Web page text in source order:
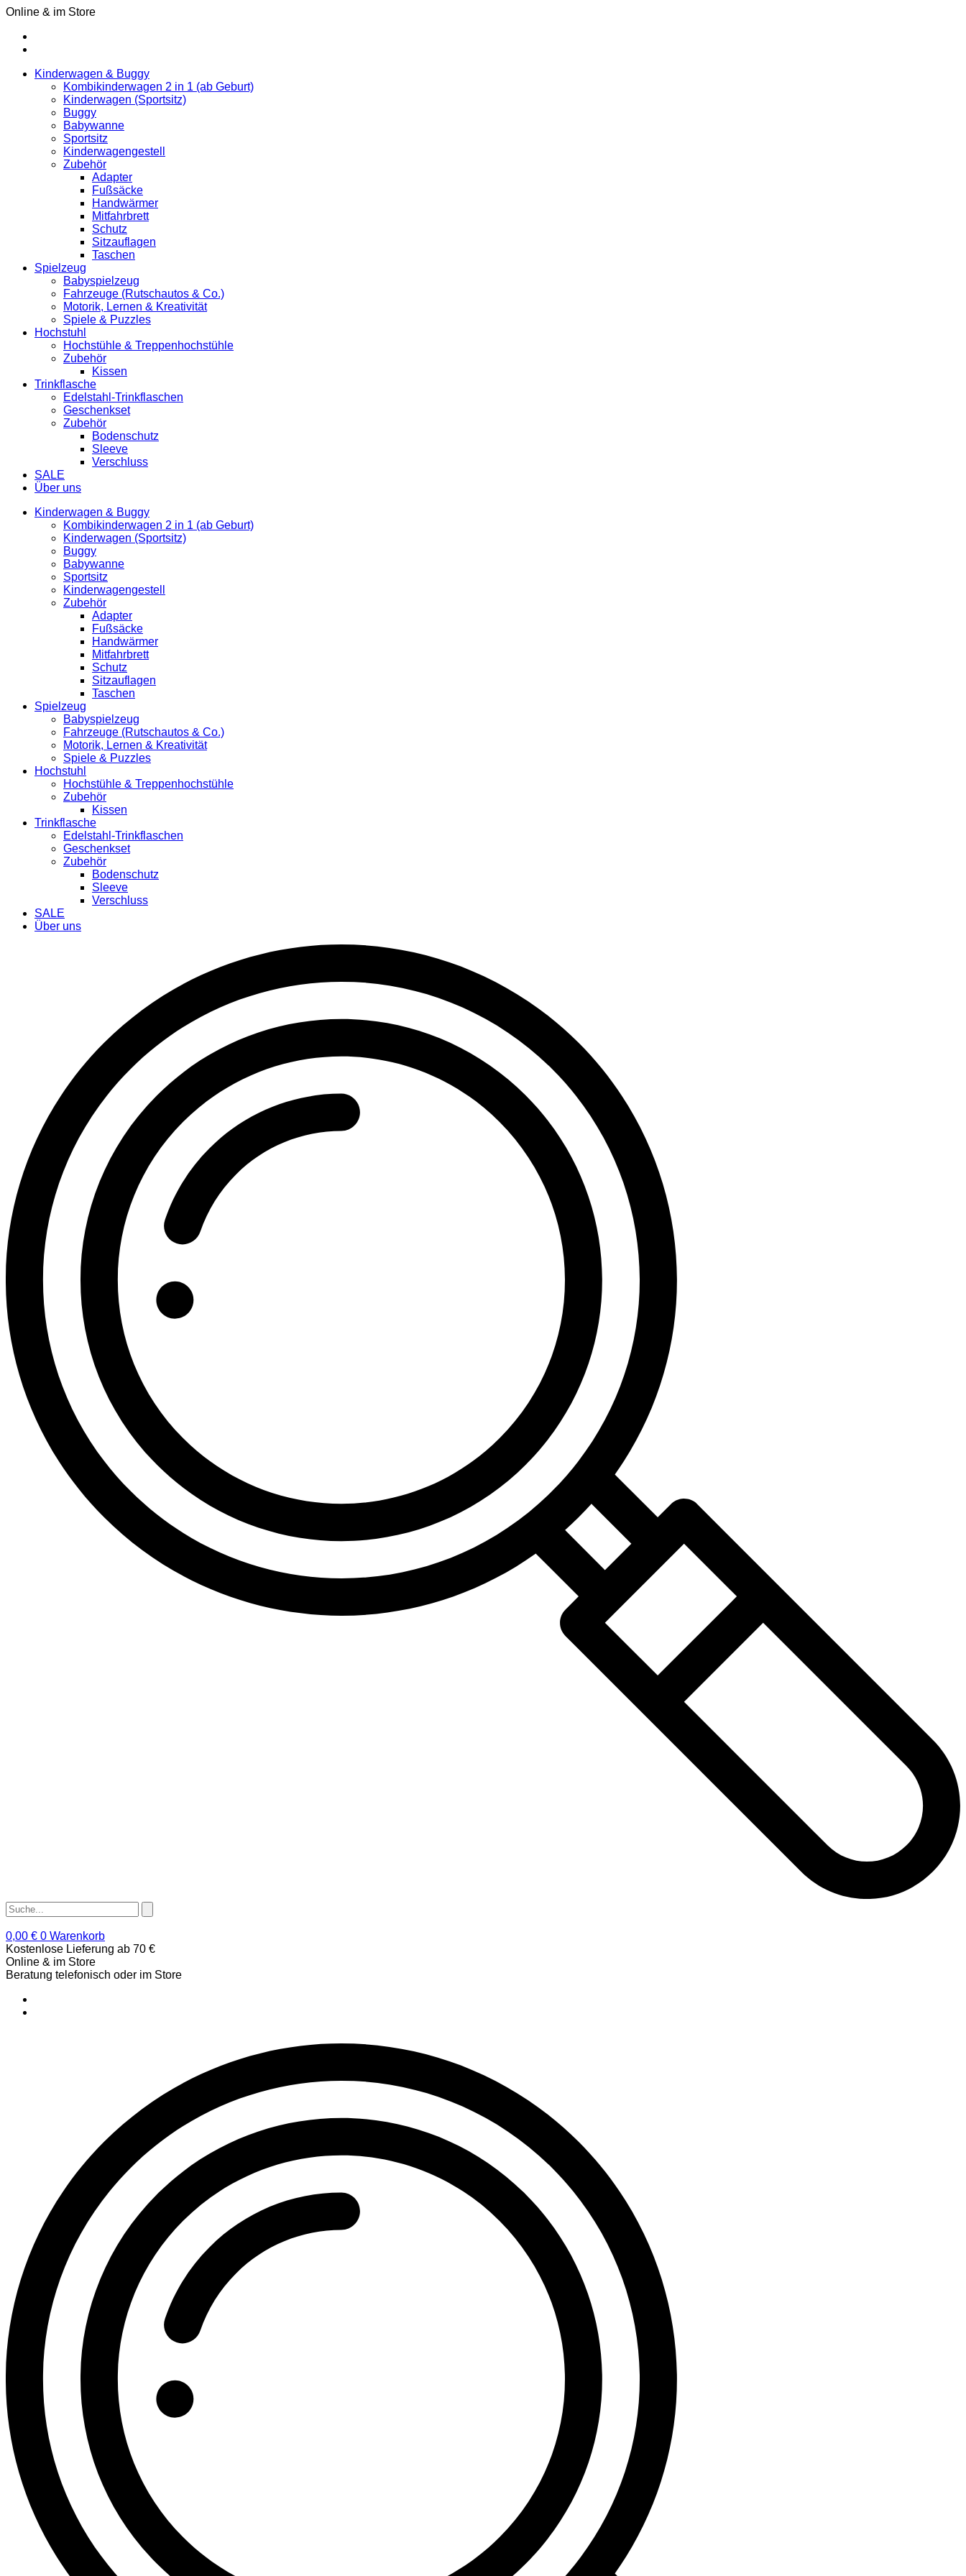
Online & im Store
Kinderwagen & Buggy
Kombikinderwagen 2 in 1 (ab Geburt)
Kinderwagen (Sportsitz)
Buggy
Babywanne
Sportsitz
Kinderwagengestell
Zubehör
Adapter
Fußsäcke
Handwärmer
Mitfahrbrett
Schutz
Sitzauflagen
Taschen
Spielzeug
Babyspielzeug
Fahrzeuge (Rutschautos & Co.)
Motorik, Lernen & Kreativität
Spiele & Puzzles
Hochstuhl
Hochstühle & Treppenhochstühle
Zubehör
Kissen
Trinkflasche
Edelstahl-Trinkflaschen
Geschenkset
Zubehör
Bodenschutz
Sleeve
Verschluss
SALE
Über uns
Kinderwagen & Buggy
Kombikinderwagen 2 in 1 (ab Geburt)
Kinderwagen (Sportsitz)
Buggy
Babywanne
Sportsitz
Kinderwagengestell
Zubehör
Adapter
Fußsäcke
Handwärmer
Mitfahrbrett
Schutz
Sitzauflagen
Taschen
Spielzeug
Babyspielzeug
Fahrzeuge (Rutschautos & Co.)
Motorik, Lernen & Kreativität
Spiele & Puzzles
Hochstuhl
Hochstühle & Treppenhochstühle
Zubehör
Kissen
Trinkflasche
Edelstahl-Trinkflaschen
Geschenkset
Zubehör
Bodenschutz
Sleeve
Verschluss
SALE
Über uns
0,00 € 0 Warenkorb
Kostenlose Lieferung ab 70 €
Online & im Store
Beratung telefonisch oder im Store